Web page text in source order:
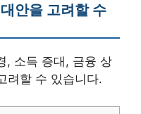
안을 고려할 수
, 소득 증대, 금융 상
려할 수 있습니다.